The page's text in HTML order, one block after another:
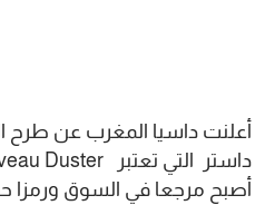
أعلنت داسيا المغرب عن طرح
أصبح مرجعا في السوق ورمزا